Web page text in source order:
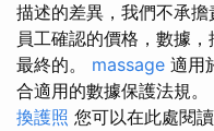
描述的差異，我們不承擔
員工確認的價格，數據
最終的。 massage 適用
合適用的數據保護法規。
換護照 您可以在此處閱